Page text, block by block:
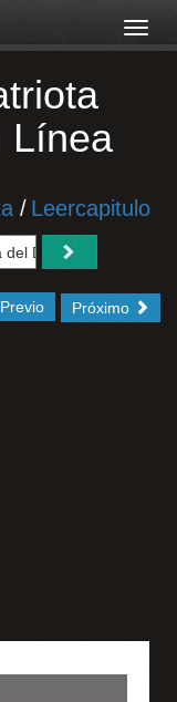
Línea
/ Leercapitulo
Próximo
Previo